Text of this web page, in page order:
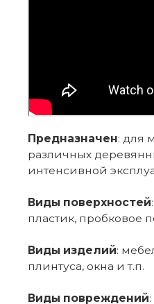
Предназначен: для
различных
интенсивной
Виды поверхностей
пластик, пробковое
Виды изделий:
плинтуса, окна и т.п.
Виды повреждений